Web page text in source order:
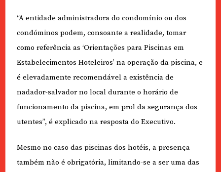
“A entidade administradora do condomínio ou dos
condóminos podem, consoante a realidade, tomar
como referência as ‘Orientações para Piscinas em
Estabelecimentos Hoteleiros’ na operação da piscina, e
é elevadamente recomendável a existência de
nadador-salvador no local durante o horário de
funcionamento da piscina, em prol da segurança dos
utentes”, é explicado na resposta do Executivo.
Mesmo no caso das piscinas dos hotéis, a presença
também não é obrigatória, limitando-se a ser uma das